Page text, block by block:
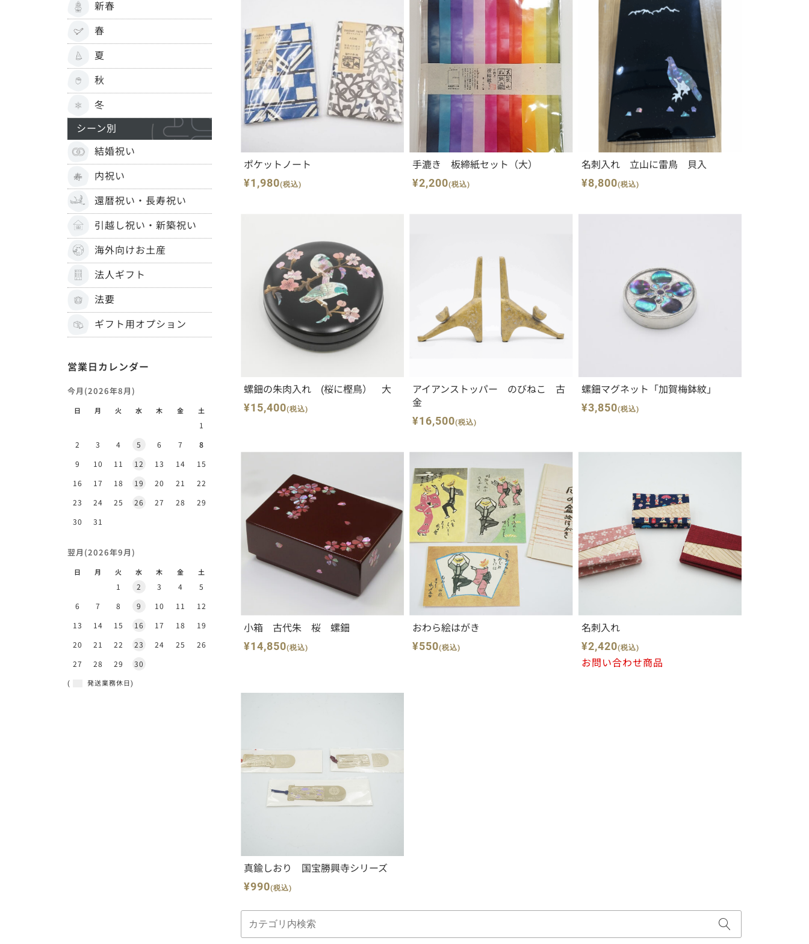
ポケットノート
¥1,980(税込)
手漉き 板締紙セット（大）
¥2,200(税込)
名刺入れ 立山に雷鳥 貝入
¥8,800(税込)
螺鈿の朱肉入れ (桜に樫鳥） 大
¥15,400(税込)
アイアンストッパー のびねこ 古
金
¥16,500(税込)
螺鈿マグネット「加賀梅鉢紋」
¥3,850(税込)
小箱 古代朱 桜 螺鈿
¥14,850(税込)
おわら絵はがき
¥550(税込)
名刺入れ
¥2,420(税込)
お問い合わせ商品
真鍮しおり 国宝勝興寺シリーズ
¥990(税込)
新春
春
夏
秋
冬
シーン別
結婚祝い
内祝い
還暦祝い・長寿祝い
引越し祝い・新築祝い
海外向けお土産
法人ギフト
法要
ギフト用オプション
営業日カレンダー
今月(2026年8月)
日 月 火 水 木 金 土
1
2
3 4 5 6 7
8
9
10 11 12 13 14
15
16
17 18 19 20 21
22
23
24 25 26 27 28
29
30
31
翌月(2026年9月)
日 月 火 水 木 金 土
1 2 3 4
5
6
7 8 9 10 11
12
13
14 15 16 17 18
19
20
21 22 23 24 25
26
27
28 29 30
( 発送業務休日)